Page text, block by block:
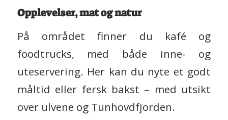
Opplevelser, mat og natur
På området finner du kafé og
foodtrucks, med både inne- og
uteservering. Her kan du nyte et godt
måltid eller fersk bakst – med utsikt
over ulvene og Tunhovdfjorden.